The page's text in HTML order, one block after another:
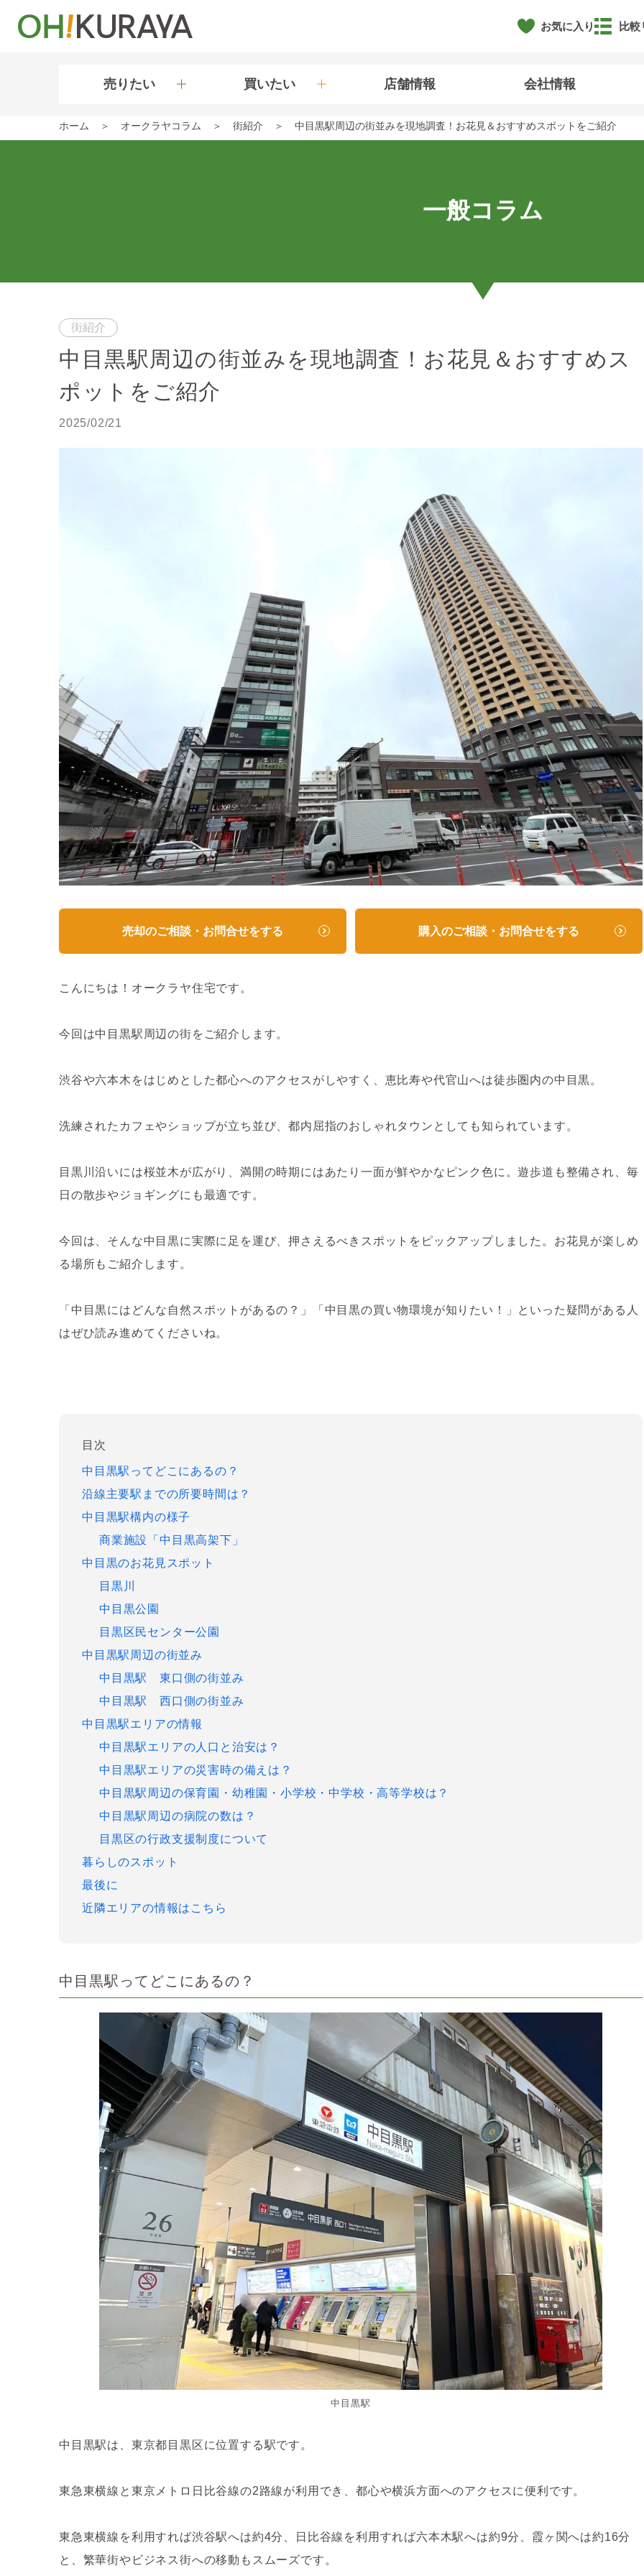
お気に入り 比較
売りたい 買いたい 店舗情報 会社情報
ホーム オークラヤコラム 街紹介 中目黒駅周辺の街並みを現地調査！お花見＆おすすめスポットをご紹介
一般コラム
街紹介
中目黒駅周辺の街並みを現地調査！お花見＆おすすめス
ポットをご紹介
2025/02/21
売却のご相談・お問合せをする 購入のご相談・お問合せをする
こんにちは！オークラヤ住宅です。
今回は中目黒駅周辺の街をご紹介します。
渋谷や六本木をはじめとした都心へのアクセスがしやすく、恵比寿や代官山へは徒歩圏内の中目黒。
洗練されたカフェやショップが立ち並び、都内屈指のおしゃれタウンとしても知られています。
目黒川沿いには桜並木が広がり、満開の時期にはあたり一面が鮮やかなピンク色に。遊歩道も整備され、毎
日の散歩やジョギングにも最適です。
今回は、そんな中目黒に実際に足を運び、押さえるべきスポットをピックアップしました。お花見が楽しめ
る場所もご紹介します。
「中目黒にはどんな自然スポットがあるの？」「中目黒の買い物環境が知りたい！」といった疑問がある人
はぜひ読み進めてくださいね。
目次
中目黒駅ってどこにあるの？
沿線主要駅までの所要時間は？
中目黒駅構内の様子
商業施設「中目黒高架下」
中目黒のお花見スポット
目黒川
中目黒公園
目黒区民センター公園
中目黒駅周辺の街並み
中目黒駅 東口側の街並み
中目黒駅 西口側の街並み
中目黒駅エリアの情報
中目黒駅エリアの人口と治安は？
中目黒駅エリアの災害時の備えは？
中目黒駅周辺の保育園・幼稚園・小学校・中学校・高等学校は？
中目黒駅周辺の病院の数は？
目黒区の行政支援制度について
暮らしのスポット
最後に
近隣エリアの情報はこちら
中目黒駅ってどこにあるの？
中目黒駅
中目黒駅は、東京都目黒区に位置する駅です。
東急東横線と東京メトロ日比谷線の2路線が利用でき、都心や横浜方面へのアクセスに便利です。
東急東横線を利用すれば渋谷駅へは約4分、日比谷線を利用すれば六本木駅へは約9分、霞ヶ関へは約16分
と、繁華街やビジネス街への移動もスムーズです。